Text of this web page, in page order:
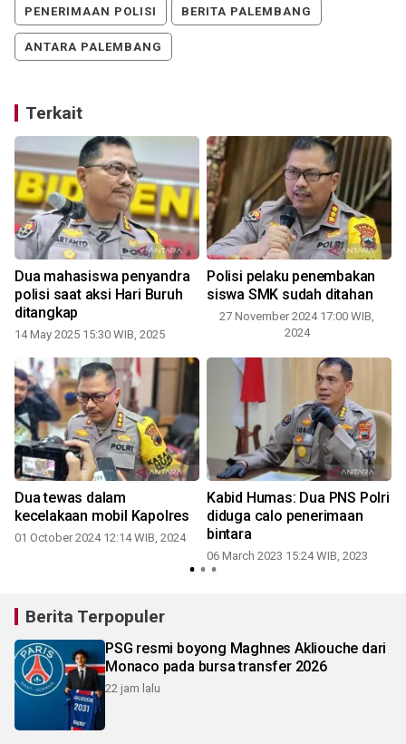
PENERIMAAN POLISI BERITA PALEMBANG
ANTARA PALEMBANG
Terkait
Dua mahasiswa penyandra
polisi saat aksi Hari Buruh
ditangkap
14 May 2025 15:30 WIB, 2025
Polisi pelaku penembakan
siswa SMK sudah ditahan
27 November 2024 17:00 WIB,
2024
Dua tewas dalam
kecelakaan mobil Kapolres
01 October 2024 12:14 WIB, 2024
Kabid Humas: Dua PNS Polri
diduga calo penerimaan
bintara
06 March 2023 15:24 WIB, 2023
Berita Terpopuler
PSG resmi boyong Maghnes Akliouche dari
Monaco pada bursa transfer 2026
22 jam lalu